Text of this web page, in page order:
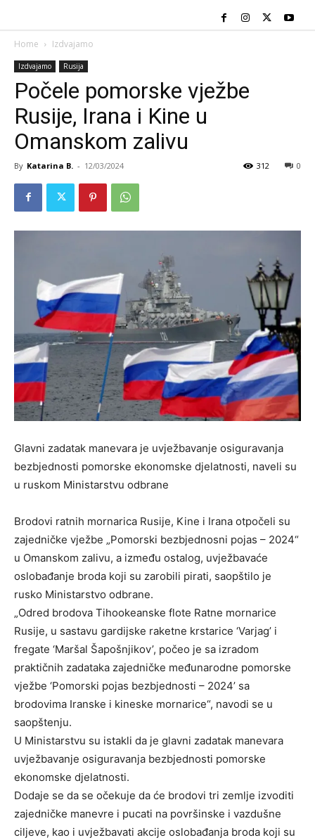
Home Izdvajamo
Izdvajamo Rusija
Počele pomorske vježbe
Rusije, Irana i Kine u
Omanskom zalivu
By Katarina B. - 12/03/2024 0
312
Glavni zadatak manevara je uvježbavanje osiguravanja
bezbjednosti pomorske ekonomske djelatnosti, naveli su
u ruskom Ministarstvu odbrane
Brodovi ratnih mornarica Rusije, Kine i Irana otpočeli su
zajedničke vježbe „Pomorski bezbjednosni pojas – 2024“
u Omanskom zalivu, a između ostalog, uvježbavaće
oslobađanje broda koji su zarobili pirati, saopštilo je
rusko Ministarstvo odbrane.
„Odred brodova Tihookeanske flote Ratne mornarice
Rusije, u sastavu gardijske raketne krstarice ‘Varjag’ i
fregate ‘Maršal Šapošnjikov’, počeo je sa izradom
praktičnih zadataka zajedničke međunarodne pomorske
vježbe ‘Pomorski pojas bezbjednosti – 2024’ sa
brodovima Iranske i kineske mornarice“, navodi se u
saopštenju.
U Ministarstvu su istakli da je glavni zadatak manevara
uvježbavanje osiguravanja bezbjednosti pomorske
ekonomske djelatnosti.
Dodaje se da se očekuje da će brodovi tri zemlje izvoditi
zajedničke manevre i pucati na površinske i vazdušne
ciljeve, kao i uvježbavati akcije oslobađanja broda koji su